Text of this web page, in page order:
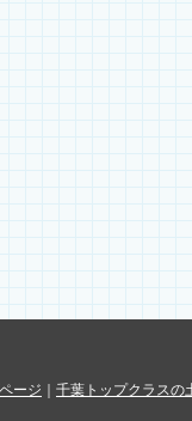
ージ 千葉トップクラスの